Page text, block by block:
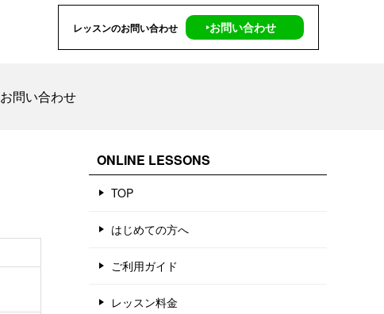
レッスンのお問い合わせ ‣お問い合わせ
お問い合わせ
ONLINE LESSONS
TOP
はじめての方へ
ご利用ガイド
レッスン料金